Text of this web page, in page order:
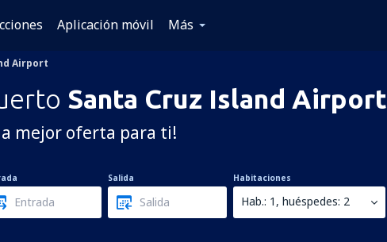
Aplicación móvil Más
Airport
Santa Cruz Island Airport
la mejor oferta para ti!
Salida Habitaciones
Hab.: 1, huéspedes: 2